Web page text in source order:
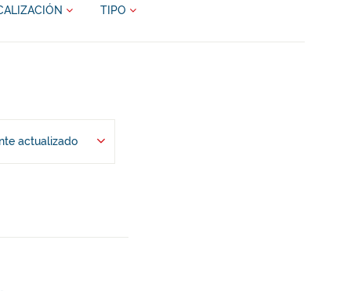
TIPO
actualizado